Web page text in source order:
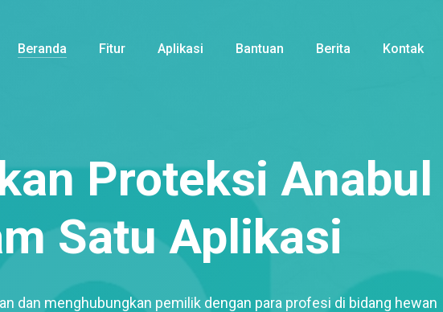
Beranda Fitur Aplikasi Bantuan Berita Kontak
Proteksi Anabul
Satu Aplikasi
dan menghubungkan pemilik dengan para profesi di bidang hewan